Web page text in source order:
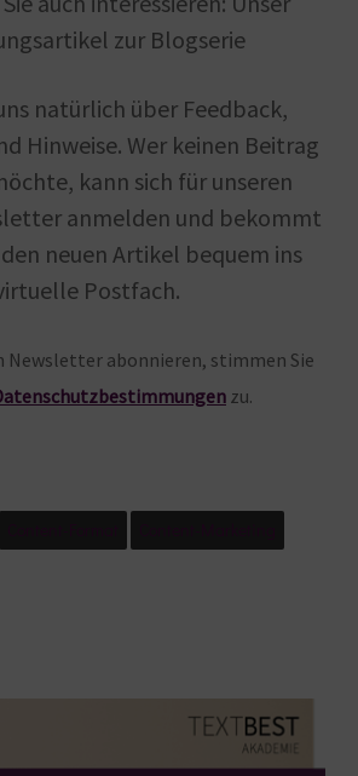
zur Blogserie
natürlich über Feedback,
Hinweise. Wer keinen Beitrag
kann sich für unseren
anmelden und bekommt
neuen Artikel bequem ins
Postfach.
Newsletter abonnieren, stimmen Sie
zu.